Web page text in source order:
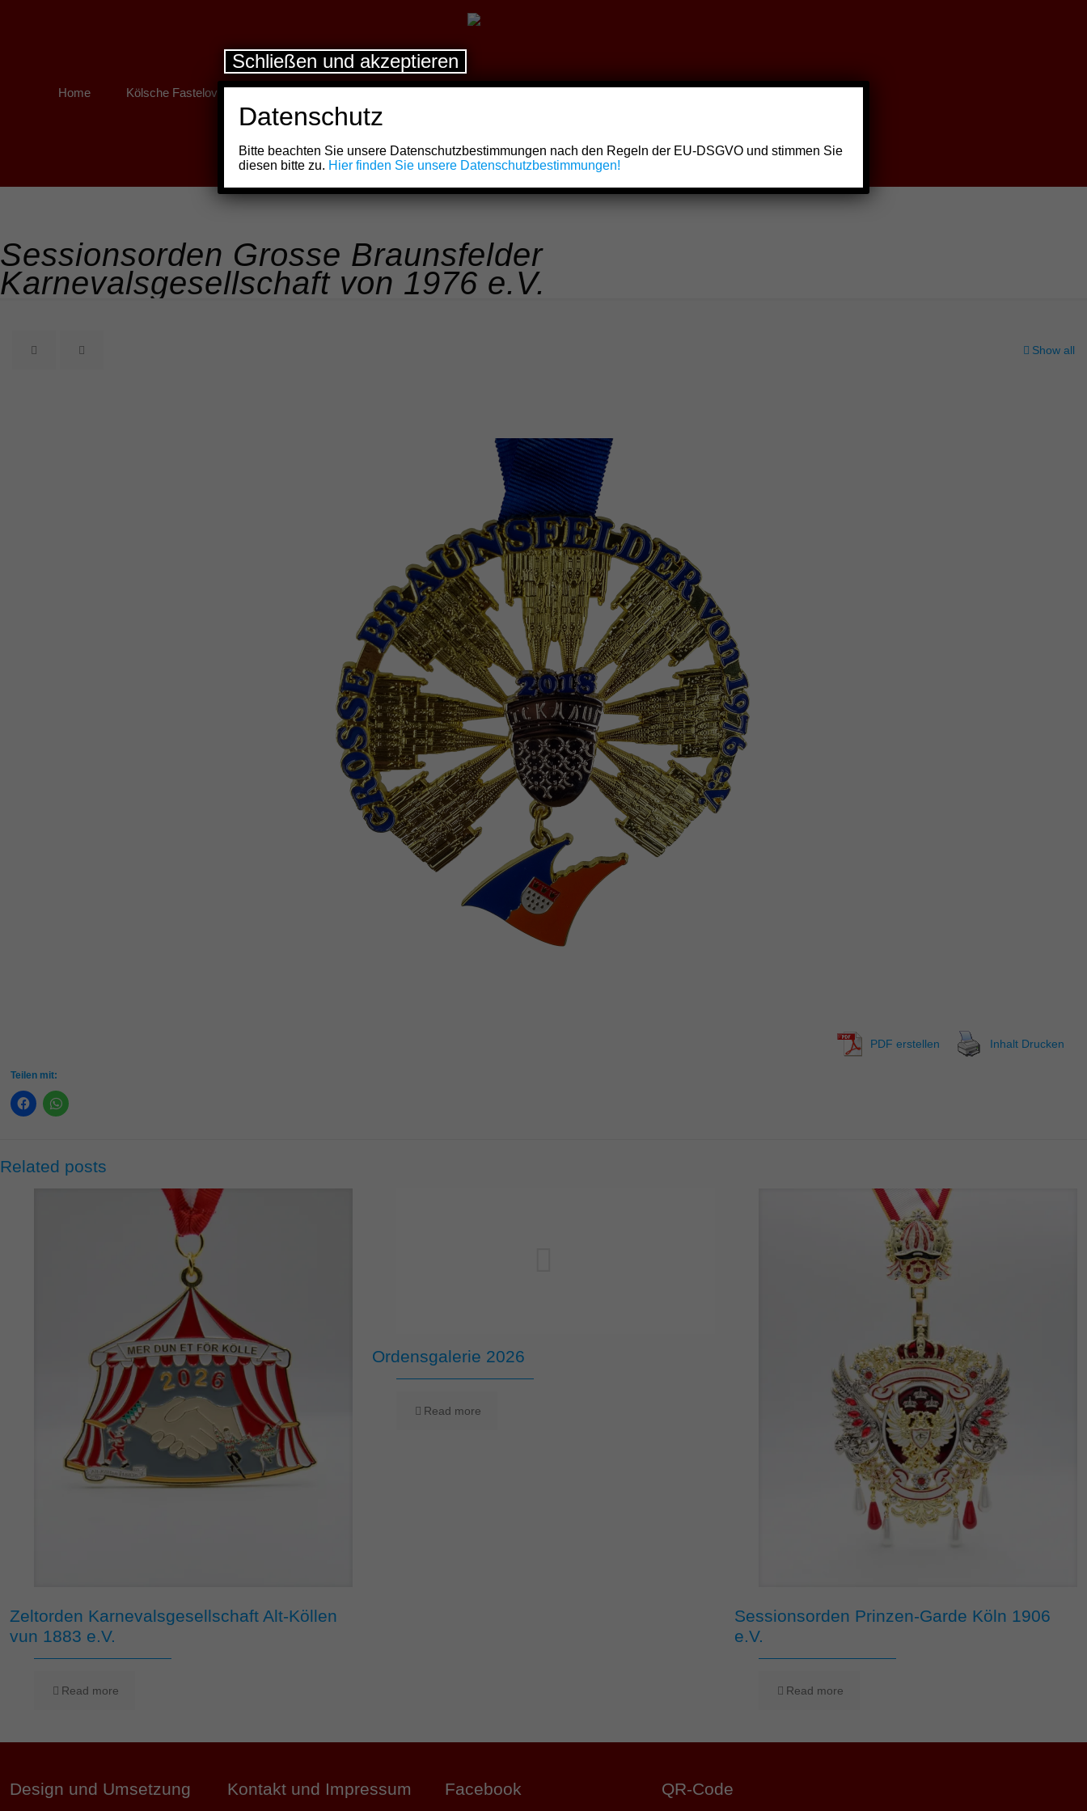
Home Kölsche Fastelovend
Sessionsorden Grosse Braunsfelder
Karnevalsgesellschaft von 1976 e.V.
Show all
PDF erstellen Inhalt Drucken
Teilen mit:
Related posts
Zeltorden Karnevalsgesellschaft Alt-Köllen
vun 1883 e.V.
Read more
Ordensgalerie 2026
Read more
Sessionsorden Prinzen-Garde Köln 1906
e.V.
Read more
Design und Umsetzung Kontakt und Impressum Facebook QR-Code
Datenschutz
Bitte beachten Sie unsere Datenschutzbestimmungen nach den Regeln der EU-DSGVO und stimmen Sie
diesen bitte zu. Hier finden Sie unsere Datenschutzbestimmungen!
Schließen und akzeptieren